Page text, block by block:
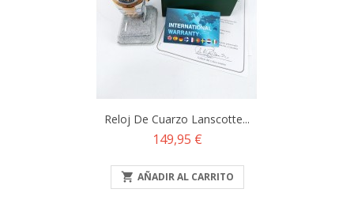
Reloj De Cuarzo Lanscotte...
Precio
149,95 €
 AÑADIR AL CARRITO